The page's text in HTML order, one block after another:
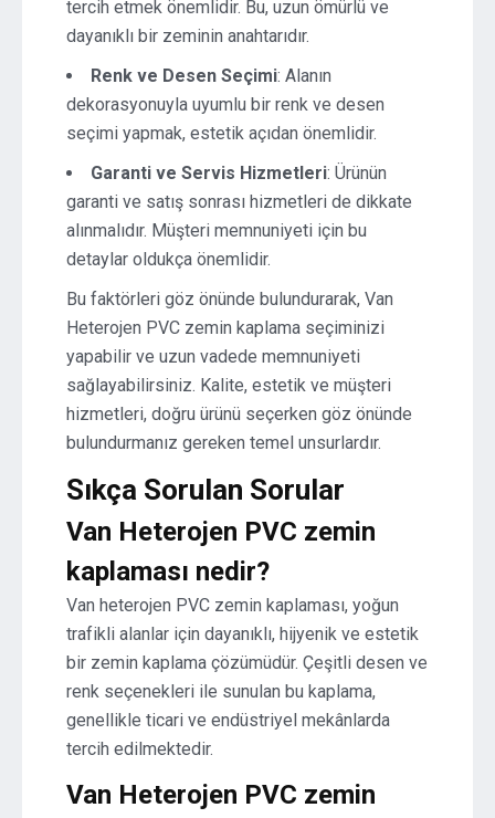
tercih etmek önemlidir. Bu, uzun ömürlü ve
dayanıklı bir zeminin anahtarıdır.
Renk ve Desen Seçimi: Alanın
dekorasyonuyla uyumlu bir renk ve desen
seçimi yapmak, estetik açıdan önemlidir.
Garanti ve Servis Hizmetleri: Ürünün
garanti ve satış sonrası hizmetleri de dikkate
alınmalıdır. Müşteri memnuniyeti için bu
detaylar oldukça önemlidir.
Bu faktörleri göz önünde bulundurarak, Van
Heterojen PVC zemin kaplama seçiminizi
yapabilir ve uzun vadede memnuniyeti
sağlayabilirsiniz. Kalite, estetik ve müşteri
hizmetleri, doğru ürünü seçerken göz önünde
bulundurmanız gereken temel unsurlardır.
Sıkça Sorulan Sorular
Van Heterojen PVC zemin
kaplaması nedir?
Van heterojen PVC zemin kaplaması, yoğun
trafikli alanlar için dayanıklı, hijyenik ve estetik
bir zemin kaplama çözümüdür. Çeşitli desen ve
renk seçenekleri ile sunulan bu kaplama,
genellikle ticari ve endüstriyel mekânlarda
tercih edilmektedir.
Van Heterojen PVC zemin